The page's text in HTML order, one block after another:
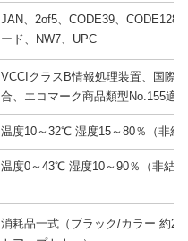
JAN、2of5、CODE39、CODE128
ード、NW7、UPC
VCCIクラスB情報処理装置、国際
合、エコマーク商品類型No.155適合
温度10～32℃ 湿度15～80％（非結
温度0～43℃ 湿度10～90％（非結
消耗品一式（ブラック/カラー 約